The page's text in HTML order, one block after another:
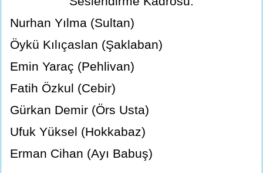
Nurhan Yılma (Sultan)
Öykü Kılıçaslan (Şaklaban)
Emin Yaraç (Pehlivan)
Fatih Özkul (Cebir)
Gürkan Demir (Örs Usta)
Ufuk Yüksel (Hokkabaz)
Erman Cihan (Ayı Babuş)